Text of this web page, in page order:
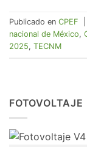
Publicado en CPEF
nacional de México,
2025, TECNM
FOTOVOLTAJE